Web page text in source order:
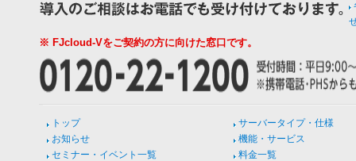
※ FJcloud-Vをご契約の方に向けた窓口です。
トップ
お知らせ
セミナー・イベント一覧
サーバータイプ・仕様
機能・サービス
料金一覧